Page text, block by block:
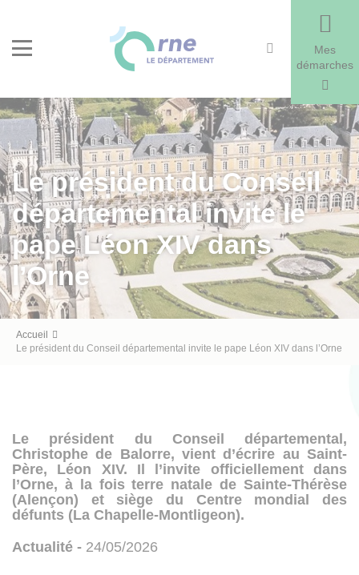
Menu
Mes
démarches
Le président du Conseil
départemental invite le
pape Léon XIV dans
l’Orne
Fil
d'Ariane
Accueil
Le président du Conseil départemental invite le pape Léon XIV dans l’Orne
Le président du Conseil départemental,
Christophe de Balorre, vient d’écrire au Saint-
Père, Léon XIV. Il l’invite officiellement dans
l’Orne, à la fois terre natale de Sainte-Thérèse
(Alençon) et siège du Centre mondial des
défunts (La Chapelle-Montligeon).
Actualité - 24/05/2026